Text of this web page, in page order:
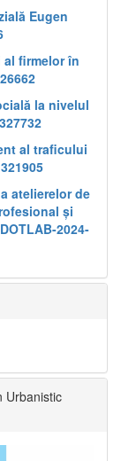
Eugen
firmelor în
la nivelul
al traficului
atelierelor de
și
2024-
Urbanistic